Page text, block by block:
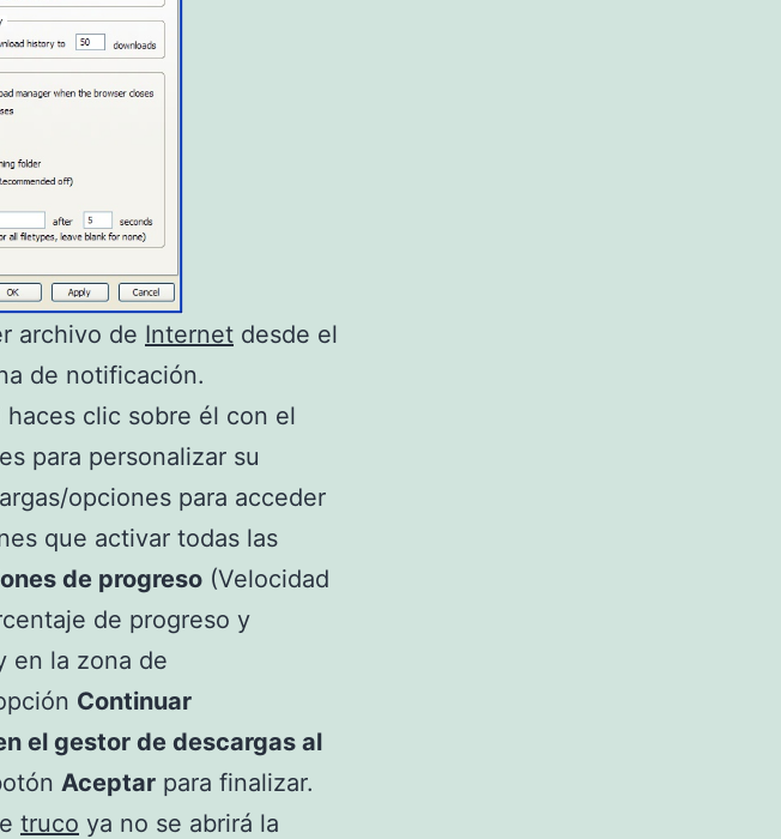
archivo de Internet desde el
de notificación.
haces clic sobre él con el
para personalizar su
opciones para acceder
que activar todas las
de progreso (Velocidad
de progreso y
en la zona de
Continuar
el gestor de descargas al
Aceptar para finalizar.
truco ya no se abrirá la